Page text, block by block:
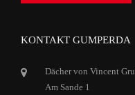
KONTAKT GUMPERDA
Dächer von Vincent
Am Sande 1